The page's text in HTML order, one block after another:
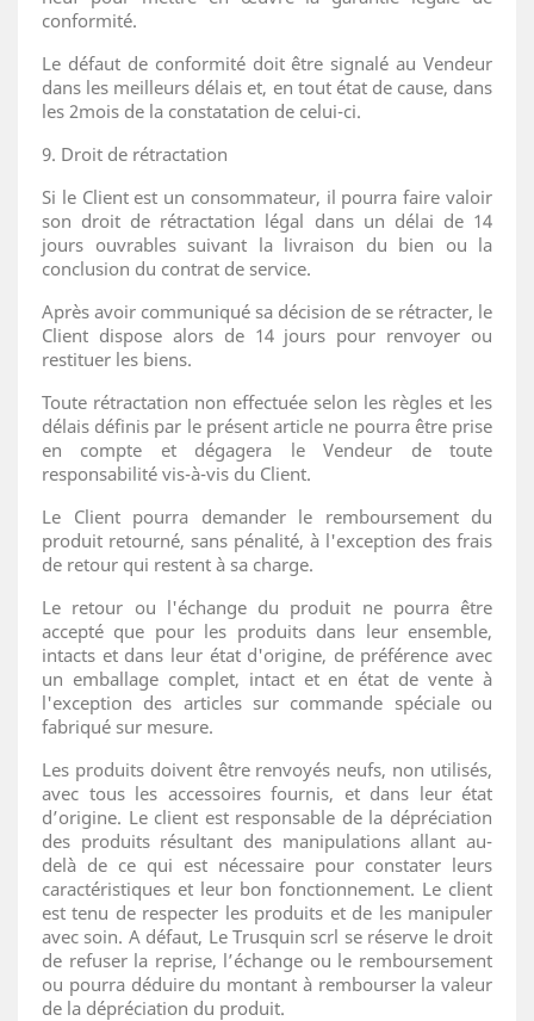
conformité.
Le défaut de conformité doit être signalé au Vendeur
dans les meilleurs délais et, en tout état de cause, dans
les 2mois de la constatation de celui-ci.
9. Droit de rétractation
Si le Client est un consommateur, il pourra faire valoir
son droit de rétractation légal dans un délai de 14
jours ouvrables suivant la livraison du bien ou la
conclusion du contrat de service.
Après avoir communiqué sa décision de se rétracter, le
Client dispose alors de 14 jours pour renvoyer ou
restituer les biens.
Toute rétractation non effectuée selon les règles et les
délais définis par le présent article ne pourra être prise
en compte et dégagera le Vendeur de toute
responsabilité vis-à-vis du Client.
Le Client pourra demander le remboursement du
produit retourné, sans pénalité, à l'exception des frais
de retour qui restent à sa charge.
Le retour ou l'échange du produit ne pourra être
accepté que pour les produits dans leur ensemble,
intacts et dans leur état d'origine, de préférence avec
un emballage complet, intact et en état de vente à
l'exception des articles sur commande spéciale ou
fabriqué sur mesure.
Les produits doivent être renvoyés neufs, non utilisés,
avec tous les accessoires fournis, et dans leur état
d’origine. Le client est responsable de la dépréciation
des produits résultant des manipulations allant au-
delà de ce qui est nécessaire pour constater leurs
caractéristiques et leur bon fonctionnement. Le client
est tenu de respecter les produits et de les manipuler
avec soin. A défaut, Le Trusquin scrl se réserve le droit
de refuser la reprise, l’échange ou le remboursement
ou pourra déduire du montant à rembourser la valeur
de la dépréciation du produit.